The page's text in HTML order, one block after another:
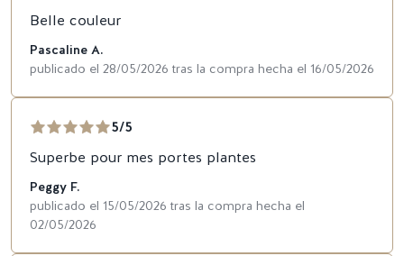
Belle couleur
Pascaline A.
publicado el 28/05/2026 tras la compra hecha el 16/05/2026
5/5
Superbe pour mes portes plantes
Peggy F.
publicado el 15/05/2026 tras la compra hecha el
02/05/2026